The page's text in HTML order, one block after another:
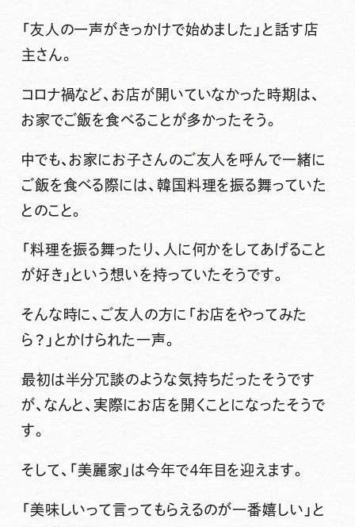
「友人の一声がきっかけで始めました」と話す店
主さん。
コロナ禍など、お店が開いていなかった時期は、
お家でご飯を食べることが多かったそう。
中でも、お家にお子さんのご友人を呼んで一緒に
ご飯を食べる際には、韓国料理を振る舞っていた
とのこと。
「料理を振る舞ったり、人に何かをしてあげること
が好き」という想いを持っていたそうです。
そんな時に、ご友人の方に「お店をやってみた
ら？」とかけられた一声。
最初は半分冗談のような気持ちだったそうです
が、なんと、実際にお店を開くことになったそうで
す。
そして、「美麗家」は今年で４年目を迎えます。
「美味しいって言ってもらえるのが一番嬉しい」と